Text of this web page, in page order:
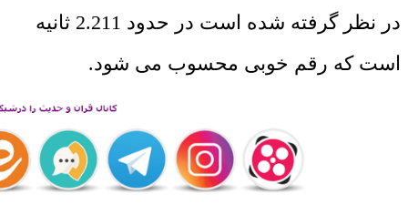
در نظر گرفته شده است در حدود 2.211 ثانیه
است که رقم خوبی محسوب می شود.